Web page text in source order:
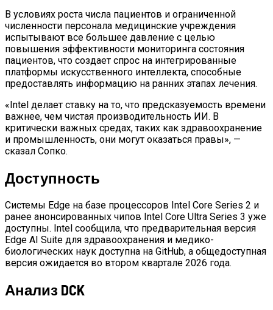
В условиях роста числа пациентов и ограниченной
численности персонала медицинские учреждения
испытывают все большее давление с целью
повышения эффективности мониторинга состояния
пациентов, что создает спрос на интегрированные
платформы искусственного интеллекта, способные
предоставлять информацию на ранних этапах лечения.
«Intel делает ставку на то, что предсказуемость времени
важнее, чем чистая производительность ИИ. В
критически важных средах, таких как здравоохранение
и промышленность, они могут оказаться правы», —
сказал Сопко.
Доступность
Системы Edge на базе процессоров Intel Core Series 2 и
ранее анонсированных чипов Intel Core Ultra Series 3 уже
доступны. Intel сообщила, что предварительная версия
Edge AI Suite для здравоохранения и медико-
биологических наук доступна на GitHub, а общедоступная
версия ожидается во втором квартале 2026 года.
Анализ DCK